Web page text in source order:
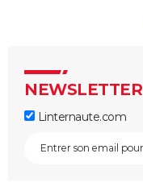
NEWSLETTER
Linternaute.com